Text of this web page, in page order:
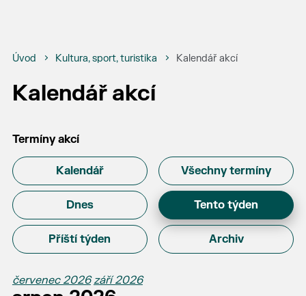
Úvod Kultura, sport, turistika Kalendář akcí
Kalendář akcí
Termíny akcí
Kalendář Všechny termíny
Dnes Tento týden
Příští týden Archiv
červenec 2026 září 2026